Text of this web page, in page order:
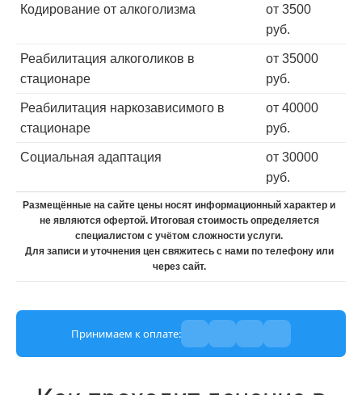
Кодирование от алкоголизма
от 3500
руб.
Реабилитация алкоголиков в
стационаре
от 35000
руб.
Реабилитация наркозависимого в
стационаре
от 40000
руб.
Социальная адаптация
от 30000
руб.
Размещённые на сайте цены носят информационный характер и
не являются офертой. Итоговая стоимость определяется
специалистом с учётом сложности услуги.
Для записи и уточнения цен свяжитесь с нами по телефону или
через сайт.
Принимаем к оплате: